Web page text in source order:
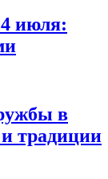
июля:
в
и традиции